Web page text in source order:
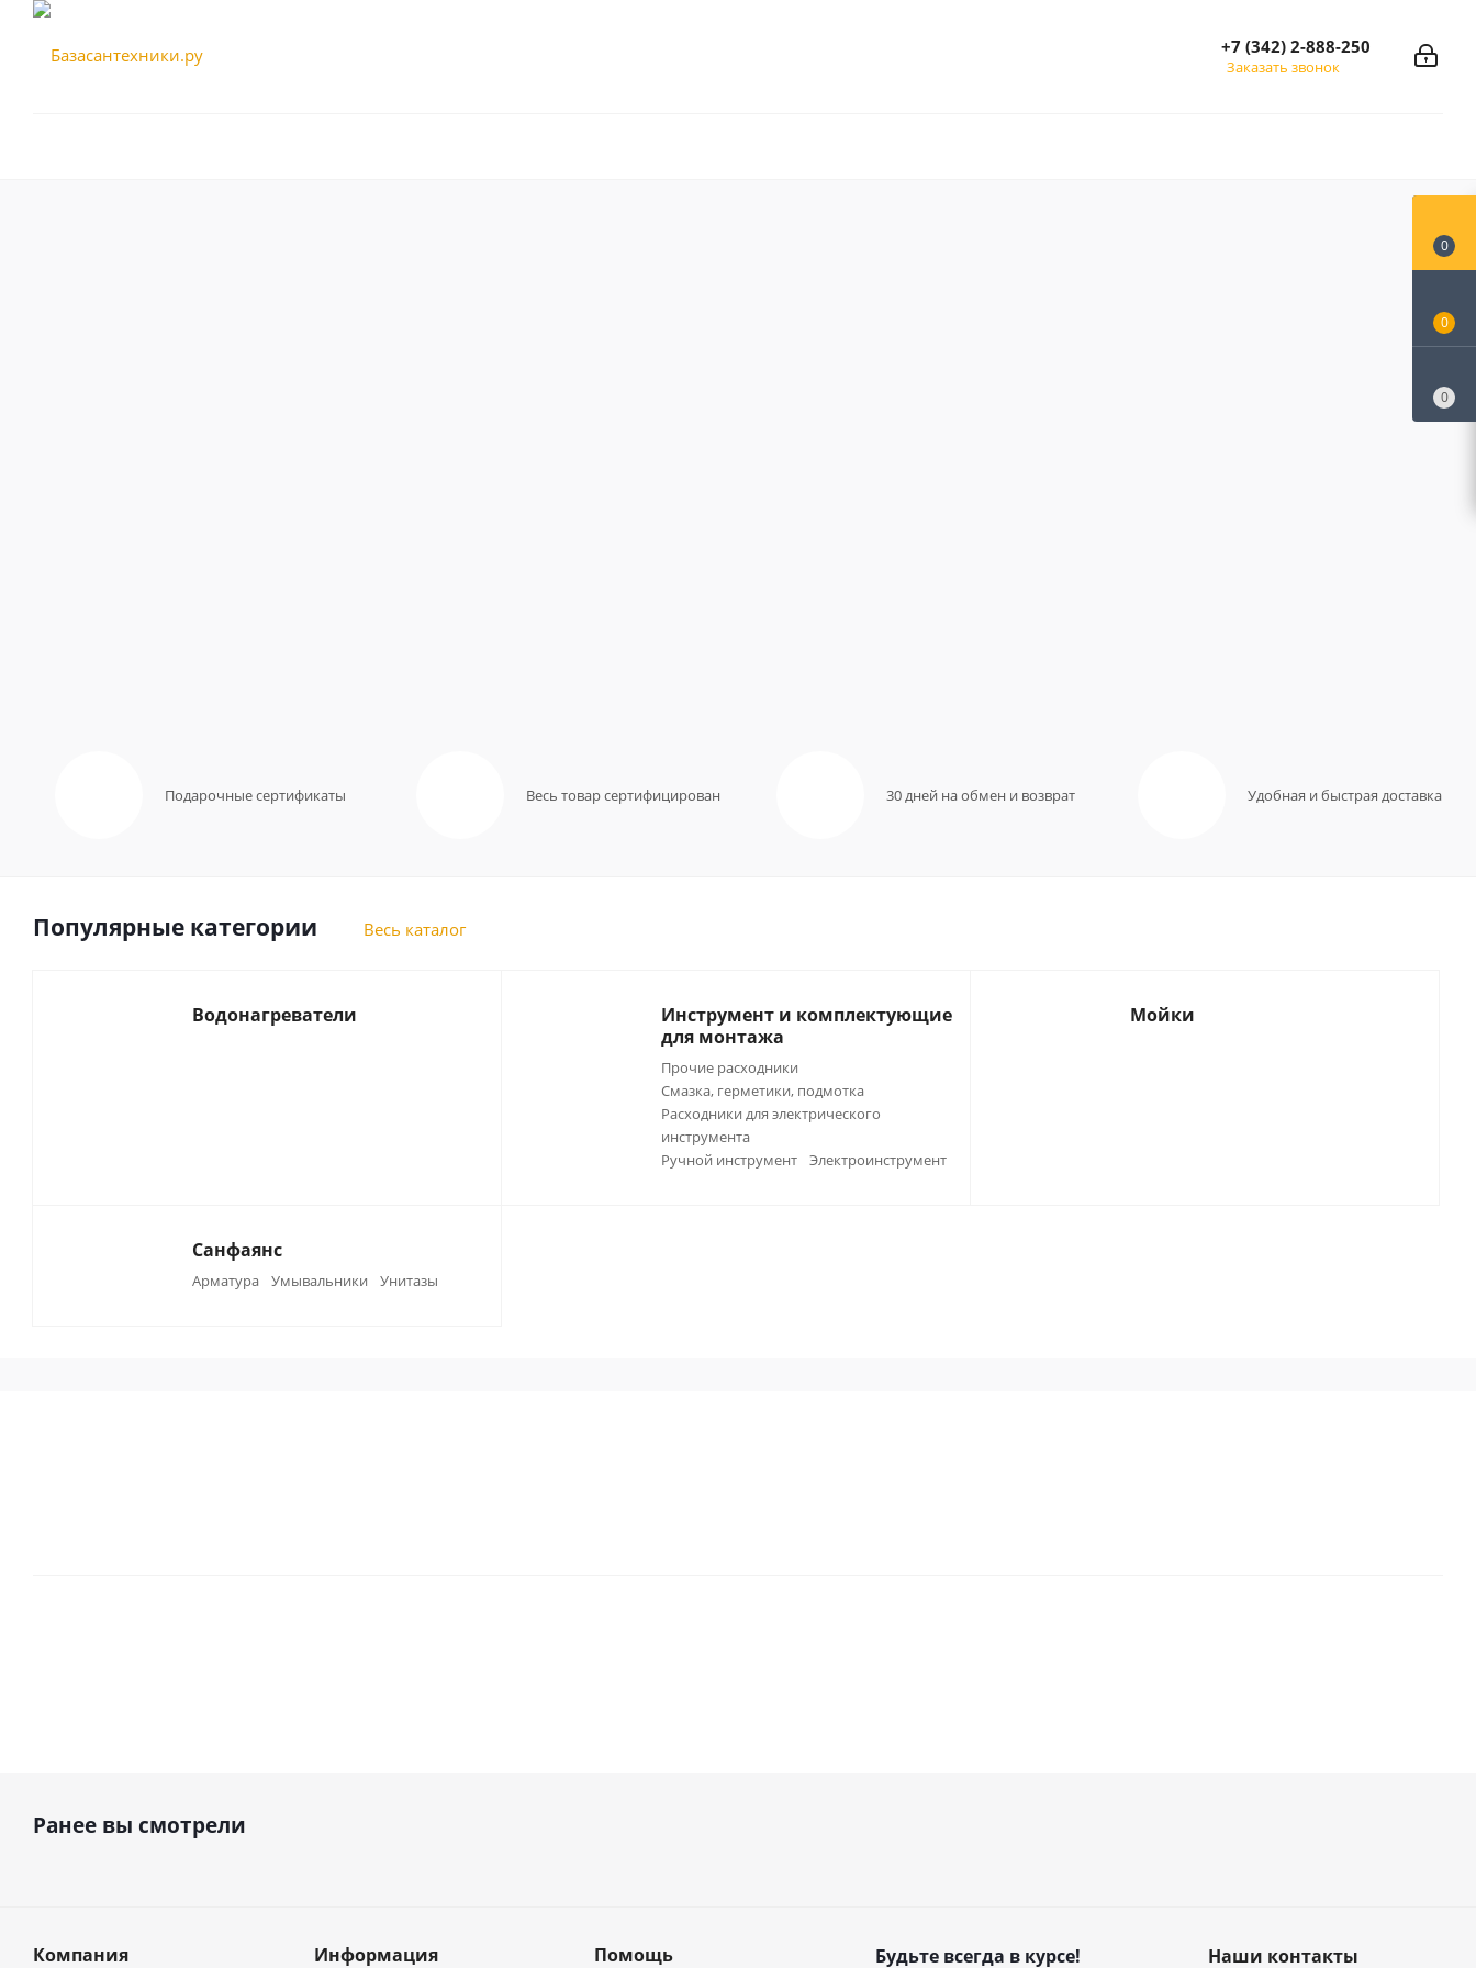
+7 (342) 2-888-250
Заказать звонок
Подарочные сертификаты Весь товар сертифицирован 30 дней на обмен и возврат Удобная и быстрая доставка
Популярные категории Весь каталог
Водонагреватели
Инструмент и комплектующие
для монтажа
Прочие расходники
Смазка, герметики, подмотка
Расходники для электрического
инструмента
Ручной инструмент
Электроинструмент
Мойки
Санфаянс
Арматура Умывальники Унитазы
Ранее вы смотрели
Компания Информация Помощь Будьте всегда в курсе! Наши контакты
0
0
0